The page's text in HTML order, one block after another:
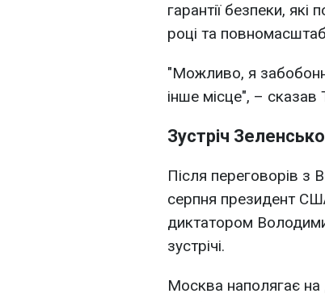
гарантії безпеки,
році та
"Можливо, я
інше місце", – сказав
Зустріч
Після переговорів
серпня президент
диктатором
зустрічі.
Москва наполягає